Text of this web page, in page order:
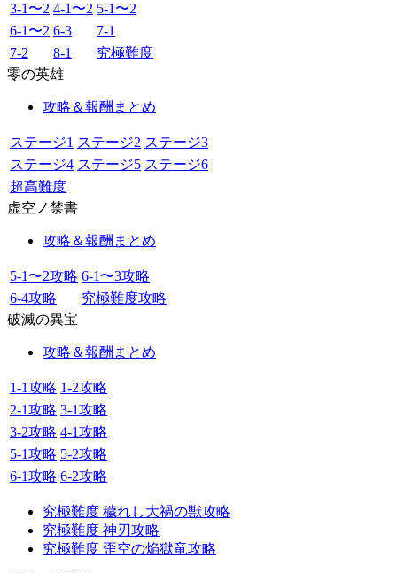
3-1〜2 4-1〜2 5-1〜2
6-1〜2 6-3
7-1
7-2
8-1
究極難度
零の英雄
攻略＆報酬まとめ
ステージ1 ステージ2 ステージ3
ステージ4 ステージ5 ステージ6
超高難度
虚空ノ禁書
攻略＆報酬まとめ
5-1〜2攻略 6-1〜3攻略
6-4攻略
究極難度攻略
破滅の異宝
攻略＆報酬まとめ
1-1攻略 1-2攻略
2-1攻略 3-1攻略
3-2攻略 4-1攻略
5-1攻略 5-2攻略
6-1攻略 6-2攻略
究極難度 穢れし大禍の獣攻略
究極難度 神刃攻略
究極難度 歪空の焔獄竜攻略